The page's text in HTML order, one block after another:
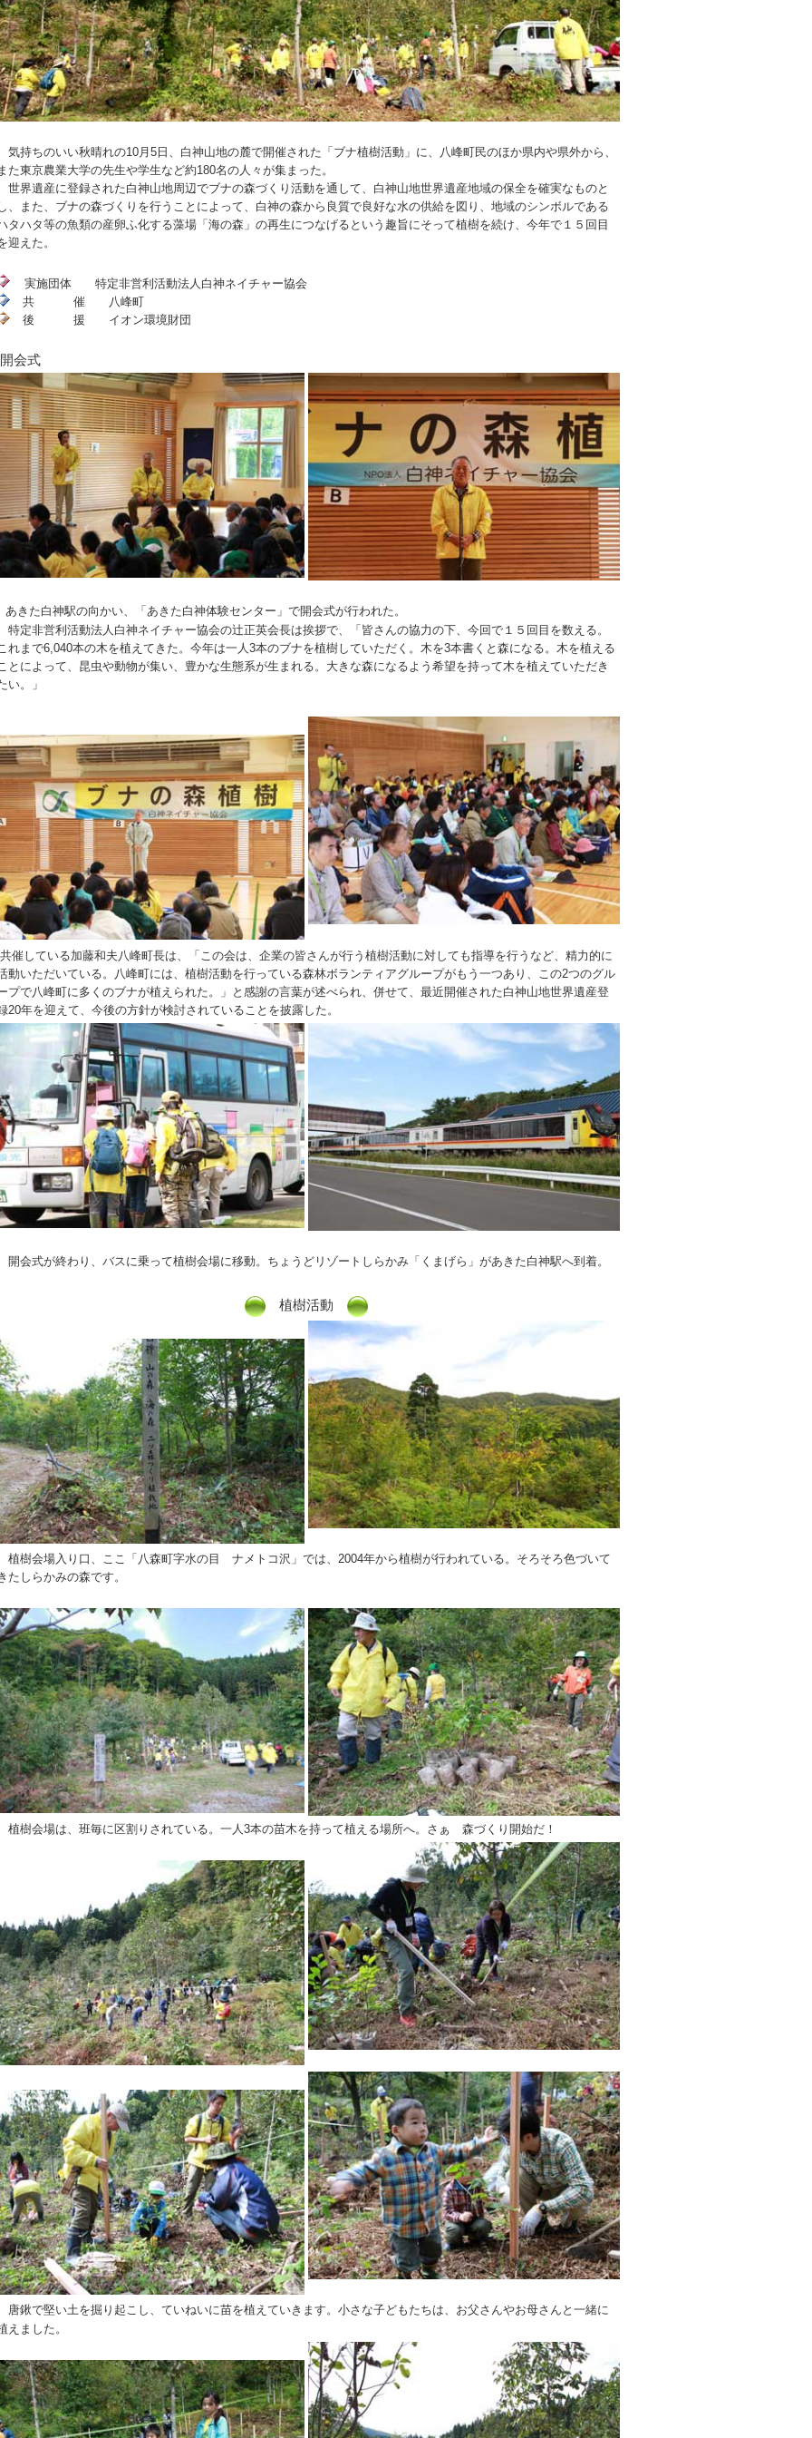
持ちのいい秋晴れの10月5日、白神山地の麓で開催された「ブナ植樹活動」に、八峰町民のほか県内や県外から、
た東京農業大学の先生や学生など約180名の人々が集まった。
界遺産に登録された白神山地周辺でブナの森づくり活動を通して、白神山地世界遺産地域の保全を確実なものと
、また、ブナの森づくりを行うことによって、白神の森から良質で良好な水の供給を図り、地域のシンボルである
タハタ等の魚類の産卵ふ化する藻場「海の森」の再生につなげるという趣旨にそって植樹を続け、今年で１５回目
迎えた。
実施団体 特定非営利活動法人白神ネイチャー協会
共 催 八峰町
後 援 イオン環境財団
会式
あきた白神駅の向かい、「あきた白神体験センター」で開会式が行われた。
定非営利活動法人白神ネイチャー協会の辻正英会長は挨拶で、「皆さんの協力の下、今回で１５回目を数える。
れまで6,040本の木を植えてきた。今年は一人3本のブナを植樹していただく。木を3本書くと森になる。木を植える
とによって、昆虫や動物が集い、豊かな生態系が生まれる。大きな森になるよう希望を持って木を植えていただき
い。」
共催している加藤和夫八峰町長は、「この会は、企業の皆さんが行う植樹活動に対しても指導を行うなど、精力的に
動いただいている。八峰町には、植樹活動を行っている森林ボランティアグループがもう一つあり、この2つのグル
プで八峰町に多くのブナが植えられた。」と感謝の言葉が述べられ、併せて、最近開催された白神山地世界遺産登
20年を迎えて、今後の方針が検討されていることを披露した。
会式が終わり、バスに乗って植樹会場に移動。ちょうどリゾートしらかみ「くまげら」があきた白神駅へ到着。
植樹活動
樹会場入り口、ここ「八森町字水の目 ナメトコ沢」では、2004年から植樹が行われている。そろそろ色づいて
たしらかみの森です。
樹会場は、班毎に区割りされている。一人3本の苗木を持って植える場所へ。さぁ 森づくり開始だ！
鍬で堅い土を掘り起こし、ていねいに苗を植えていきます。小さな子どもたちは、お父さんやお母さんと一緒に
えました。